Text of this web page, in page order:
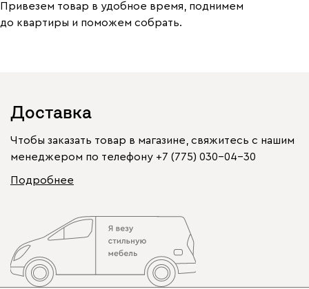
Привезем товар в удобное время, поднимем
до квартиры и поможем собрать.
Доставка
Чтобы заказать товар в магазине, свяжитесь с нашим
менеджером по телефону +7 (775) 030-04-30
Подробнее